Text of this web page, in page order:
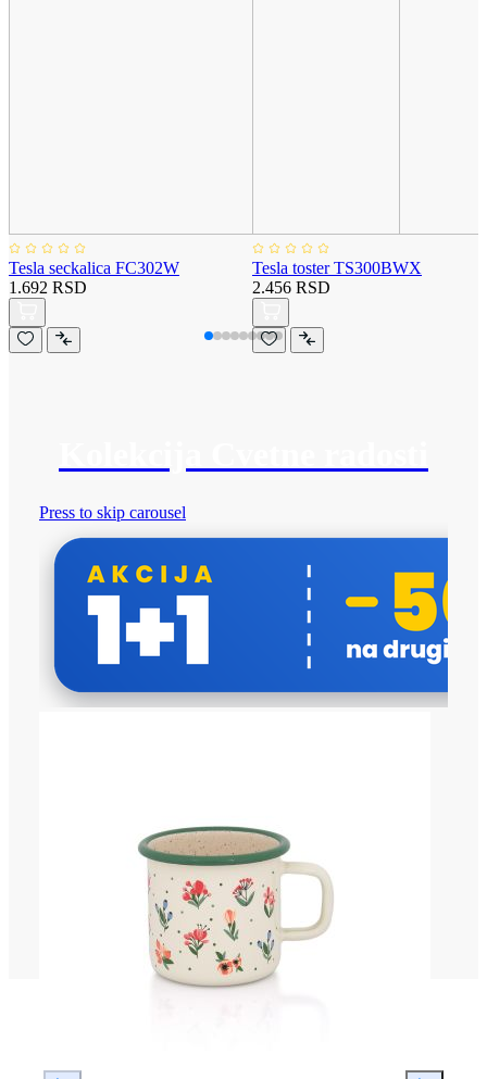
Tesla seckalica FC302W
1.692 RSD
Tesla toster TS300BWX
2.456 RSD
Press to skip carousel